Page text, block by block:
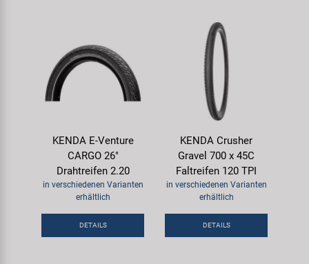
KENDA E-Venture
CARGO 26"
Drahtreifen 2.20
in verschiedenen Varianten
erhältlich
DETAILS
KENDA Crusher
Gravel 700 x 45C
Faltreifen 120 TPI
in verschiedenen Varianten
erhältlich
DETAILS